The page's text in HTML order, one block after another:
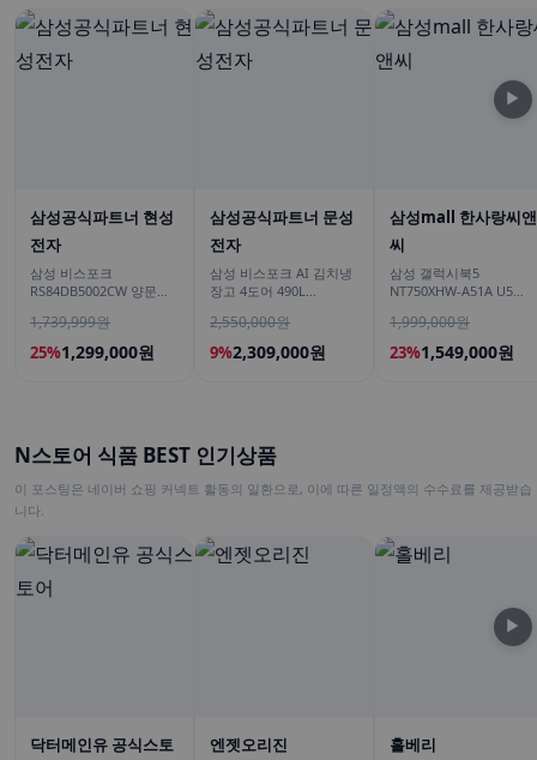
삼성공식파트너 현성
전자
삼성 비스포크
RS84DB5002CW 양문형
1,739,999원
25%1,299,000원
삼성공식파트너 문성
전자
삼성 비스포크 AI 김치냉
장고 4도어 490L
다크메탈 유산균아삭 숙
성모드
2,550,000원
9%2,309,000원
삼성mall 한사랑씨앤
씨
삼성 갤럭시북5
NT750XHW-A51A U5
용 학생용 노트북
1,999,000원
23%1,549,000원
▶
N스토어 식품 BEST 인기상품
이 포스팅은 네이버 쇼핑 커넥트 활동의 일환으로, 이에 따른 일정액의 수수료를 제공받습
니다.
닥터메인유 공식스토
엔젯오리진 홀베리
▶